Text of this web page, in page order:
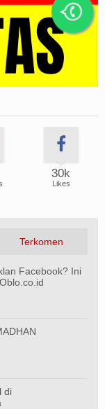
30k
Likes
Terkomen
Facebook? Ini
di